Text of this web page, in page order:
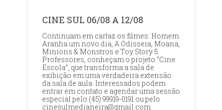
CINE SUL 06/08 A 12/08
Continuam em cartaz os filmes: Homem
Aranha um novo dia, A Odisseia, Moana,
Minions & Monstros e Toy Story 5.
Professores, conheçam o projeto “Cine
Escola”, que transforma a sala de
exibição em uma verdadeira extensão
da sala de aula. Interessados podem
entrar em contato e agendar uma sessão
especial pelo (45) 99919-0191 ou pelo
cinesulmedianeira@gmail.com.